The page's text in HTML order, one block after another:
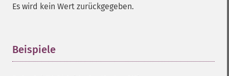
Es wird kein Wert zurückgegeben.
Beispiele